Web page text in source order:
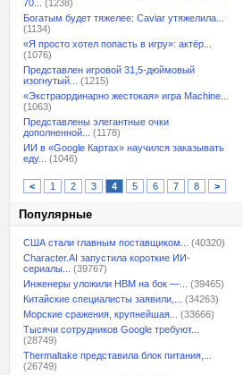
70...
(1238)
Богатым будет тяжелее: Caviar утяжелила...
(1134)
«Я просто хотел попасть в игру»: актёр...
(1076)
Представлен игровой 31,5-дюймовый
изогнутый...
(1215)
«Экстраординарно жестокая» игра Machine...
(1063)
Представлены элегантные очки
дополненной...
(1178)
ИИ в «Google Картах» научился заказывать
еду...
(1046)
< 1 2 3 4 5 6 7 8 >
Популярные
США стали главным поставщиком...
(40320)
Character.AI запустила короткие ИИ-
сериалы...
(39767)
Инженеры уложили HBM на бок —...
(39465)
Китайские специалисты заявили,...
(34263)
Морские сражения, крупнейшая...
(33666)
Тысячи сотрудников Google требуют...
(28749)
Thermaltake представила блок питания,...
(26749)